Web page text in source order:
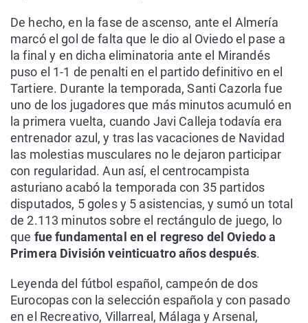
De hecho, en la fase de ascenso, ante el Almería
marcó el gol de falta que le dio al Oviedo el pase a
la final y en dicha eliminatoria ante el Mirandés
puso el 1-1 de penalti en el partido definitivo en el
Tartiere. Durante la temporada, Santi Cazorla fue
uno de los jugadores que más minutos acumuló en
la primera vuelta, cuando Javi Calleja todavía era
entrenador azul, y tras las vacaciones de Navidad
las molestias musculares no le dejaron participar
con regularidad. Aun así, el centrocampista
asturiano acabó la temporada con 35 partidos
disputados, 5 goles y 5 asistencias, y sumó un total
de 2.113 minutos sobre el rectángulo de juego, lo
que fue fundamental en el regreso del Oviedo a
Primera División veinticuatro años después.
Leyenda del fútbol español, campeón de dos
Eurocopas con la selección española y con pasado
en el Recreativo, Villarreal, Málaga y Arsenal,